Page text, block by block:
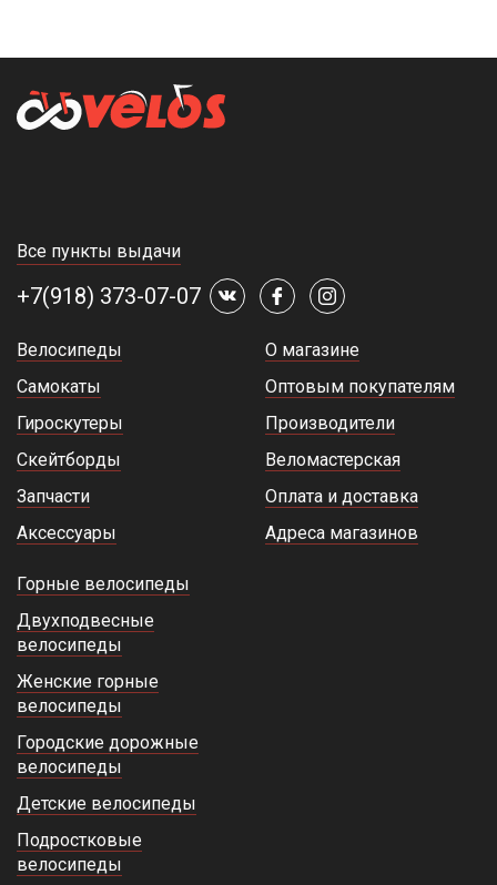
Все пункты выдачи
+7(918) 373-07-07
Велосипеды
Самокаты
Гироскутеры
Скейтборды
Запчасти
Аксессуары
О магазине
Оптовым покупателям
Производители
Веломастерская
Оплата и доставка
Адреса магазинов
Горные велосипеды
Двухподвесные
велосипеды
Женские горные
велосипеды
Городские дорожные
велосипеды
Детские велосипеды
Подростковые
велосипеды